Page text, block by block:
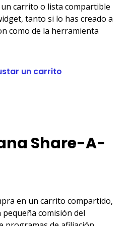
carrito o lista compartible
tanto si lo has creado a
como de la herramienta
un carrito
Share-A-
en un carrito compartido,
comisión del